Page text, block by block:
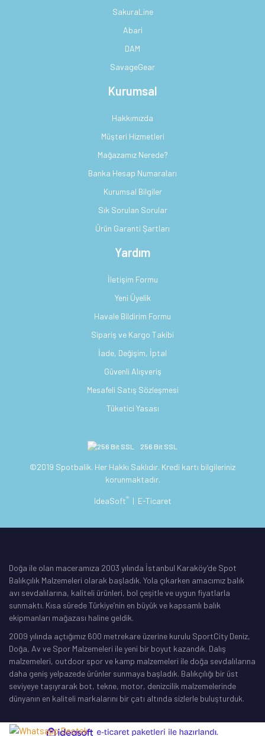
SakuraLine
Abari
DAM
SavageGear
Kurumsal
Hakkımızda
Müşteri Hizmetleri
Mağazamız Nerede?
Banka Hesap Numaraları
Kurumsal Bilgiler
Sık Sorulan Sorular
Ürün Garanti Şartları
Yardım
İletişim Formu
Yeni Üyelik
Havale Bildirim Formu
Sipariş ve Kargo Takibi
İade, Değişim, İptal
Güvenli Alışveriş
Mesafeli Satış Sözleşmesi
Tüketici Yasası
256 Bit SSL
©2019 Spotbalik. Her Hakkı Saklıdır. Kredi kartı bilgileriniz
korunmaktadır.
IdeaSoft® | E-Ticaret
Doğa ile olan maceramıza 2003 yılında İstanbul Karaköy’de Spot
Balıkçılık Malzemeleri olarak başladık. Yola çıkarken amacımız balık
avı sevdalılarına, kaliteli ürünleri, bol çeşitle ve uygun fiyatlarla
sunmaktı. Kısa sürede Türkiye’nin en büyük ve kapsamlı balık
ekipmanları mağazası haline geldik.
2009 yılında açtığımız 600 metrekare üzerine kurulu SportCity Deniz,
Doğa, Av ve Spor Malzemeleri ile yeni bir boyut kazandık. Dalış
malzemeleri, outdoor spor ve kamp malzemeleri ile doğa sevdalılarına
daha geniş yelpazede ürünler sunmaya başladık. Balıkçılığı bir üst
seviyeye taşıyrarak bot, tekne, motor, denizcilik malzemelerinde
dünyanın en kaliteli markalarını bir çatı altında sizlerle buluşturduk.
ideasoft e-